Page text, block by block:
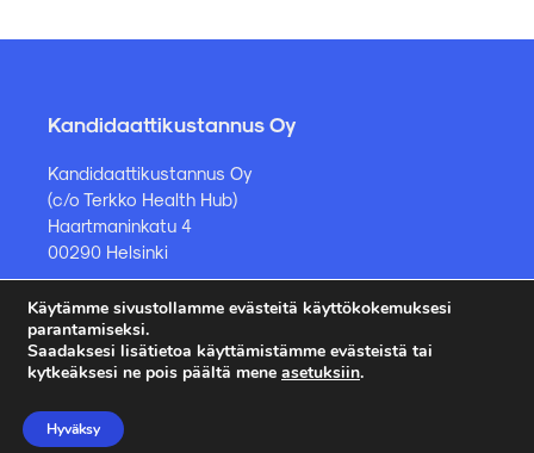
Kandidaattikustannus Oy
Kandidaattikustannus Oy
(c/o Terkko Health Hub)
Haartmaninkatu 4
00290 Helsinki
Kirjakauppa ja muut asiat
kauppa@kandidaattikustannus.fi
Käytämme sivustollamme evästeitä käyttökokemuksesi
parantamiseksi.
Saadaksesi lisätietoa käyttämistämme evästeistä tai
kytkeäksesi ne pois päältä mene asetuksiin.
Hyväksy